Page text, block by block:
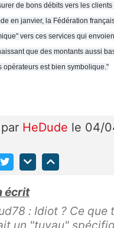
de bons débits vers les clients
en janvier, la Fédération
vers ces services qui
que des montants aussi
opérateurs est bien symbolique."
par HeDude le 04/
écrit
: Idiot ? Ce que
un "tuyau"